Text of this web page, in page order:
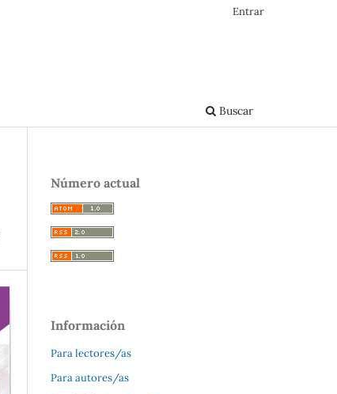
Buscar
Entrar
Número actual
Información
Para lectores/as
Para autores/as